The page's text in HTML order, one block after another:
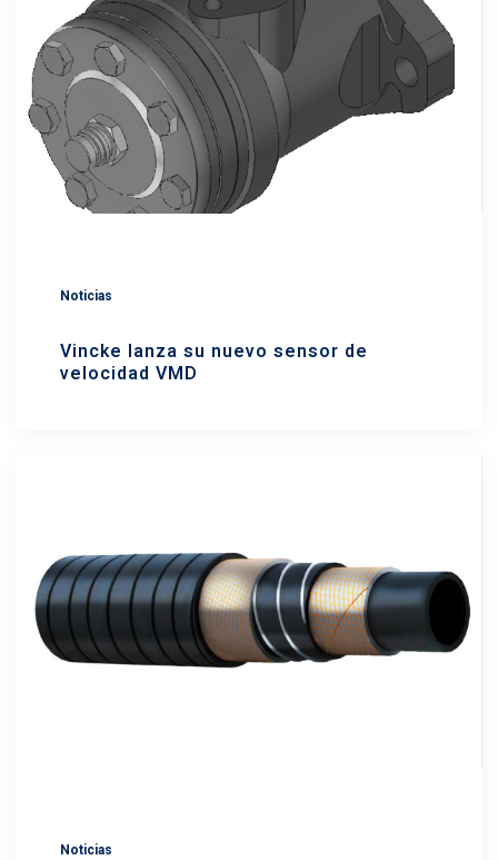
Noticias
Vincke lanza su nuevo sensor de
velocidad VMD
Noticias